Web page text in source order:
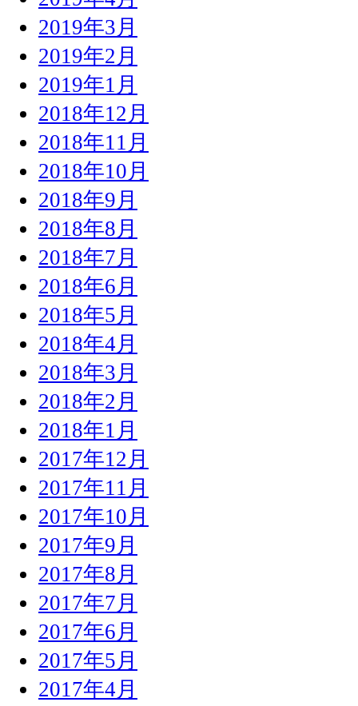
2019年3月
2019年2月
2019年1月
2018年12月
2018年11月
2018年10月
2018年9月
2018年8月
2018年7月
2018年6月
2018年5月
2018年4月
2018年3月
2018年2月
2018年1月
2017年12月
2017年11月
2017年10月
2017年9月
2017年8月
2017年7月
2017年6月
2017年5月
2017年4月